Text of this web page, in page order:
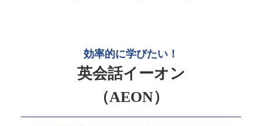
効率的に学びたい！
英会話イーオン
（AEON）